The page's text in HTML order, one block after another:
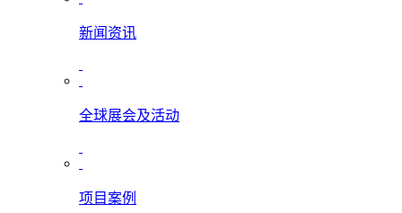
新闻资讯
全球展会及活动
项目案例